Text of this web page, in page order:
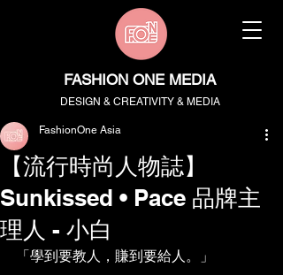
FASHION ONE MEDIA
DESIGN & CREATIVITY & MEDIA
【流行時尚人物誌】
Sunkissed • Pace 品牌主
理人 - 小白
FashionOne Asia
「學到要教人，賺到要給人。」